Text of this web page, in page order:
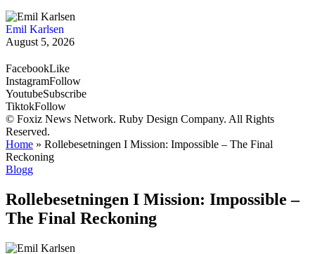
Emil Karlsen
August 5, 2026
FacebookLike
InstagramFollow
YoutubeSubscribe
TiktokFollow
© Foxiz News Network. Ruby Design Company. All Rights
Reserved.
Home » Rollebesetningen I Mission: Impossible – The Final
Reckoning
Blogg
Rollebesetningen I Mission: Impossible –
The Final Reckoning